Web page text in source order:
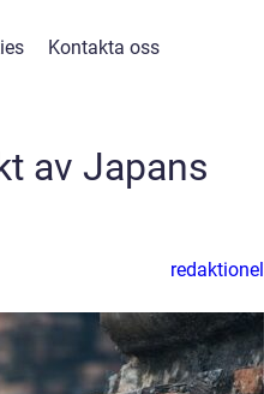
Kontakta oss
av Japans
redaktionel